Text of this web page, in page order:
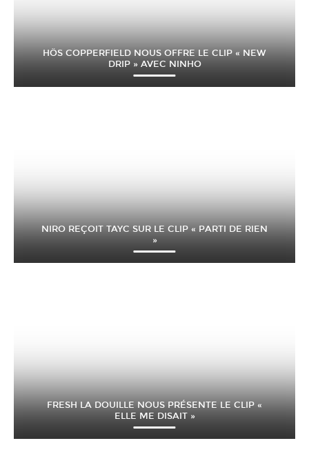
HÖS COPPERFIELD NOUS OFFRE LE CLIP « NEW
DRIP » AVEC NINHO
NIRO REÇOIT TAYC SUR LE CLIP « PARTI DE RIEN
»
FRESH LA DOUILLE NOUS PRÉSENTE LE CLIP «
ELLE ME DISAIT »